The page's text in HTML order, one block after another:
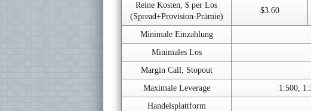
Reine Kosten, $ per Los
(Spread+Provision-Prämie)
$3.60
Minimale Einzahlung
Minimales Los
Margin Call, Stopout
Maximale Leverage
1:500,
Handelsplattform